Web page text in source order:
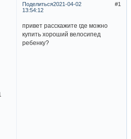
Поделиться 1
2021-04-02
13:54:12
привет расскажите где можно
купить хороший велосипед
ребенку?